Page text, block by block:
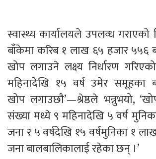
स्वास्थ्य कार्यालयले उपलव्ध
बाँकेमा करिब १ लाख ६५ हजार ५५६
खोप लगाउने लक्ष्य निर्धारण
महिनादेखि १५ वर्ष उमेर समूहका
खोप लगाउछौ’—श्रेष्ठले भन्नुभयो,
संख्या मध्ये ९ महिनादेखि ५ वर्ष
जना र ५ वर्षदेखि १५ वर्षमुनिका १
जना बालबालिकालाई रहेका छन् ।’